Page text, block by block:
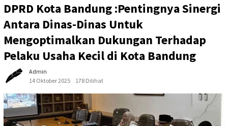
DPRD Kota Bandung :Pentingnya Sinergi
Antara Dinas-Dinas Untuk
Mengoptimalkan Dukungan Terhadap
Pelaku Usaha Kecil di Kota Bandung
Admin
14 Oktober 2025
178 Dilihat